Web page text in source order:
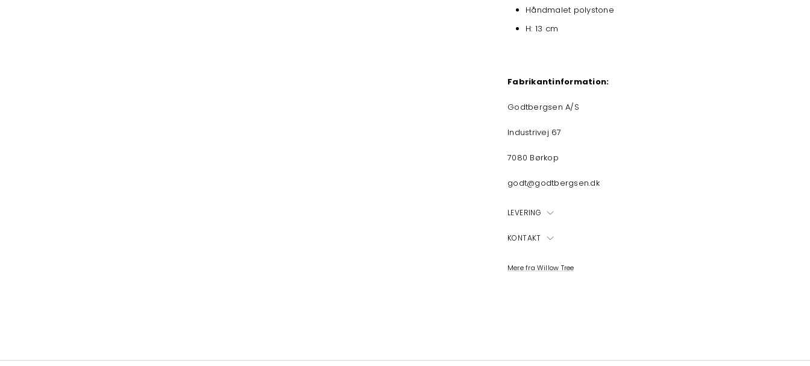
Håndmalet polystone
H: 13 cm
Fabrikantinformation:
Godtbergsen A/S
Industrivej 67
7080 Børkop
godt@godtbergsen.dk
LEVERING
KONTAKT
Mere fra Willow Tree